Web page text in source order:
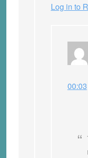
Log in to
00:03